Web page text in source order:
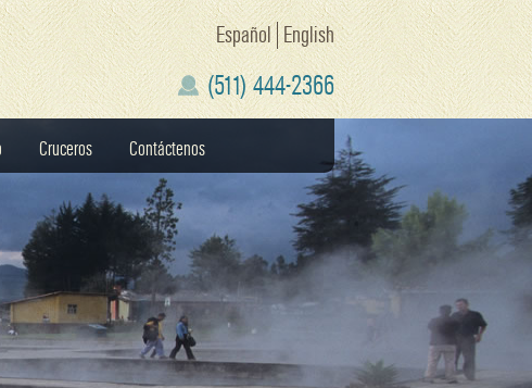
English
Español
(511) 444-2366
Cruceros Contáctenos